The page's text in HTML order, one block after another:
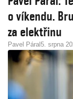
o víkendu.
za elektřinu
Pavel Páral 5. srpna